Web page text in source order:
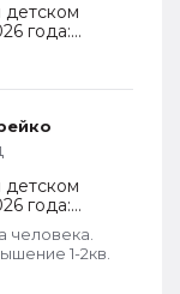
года:
по месту
года:
по месту
человека.
1-2кв.